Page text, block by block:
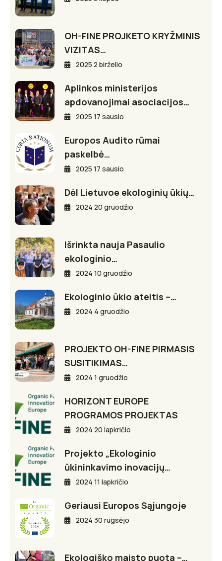
OH-FINE PROJKETO KRYŽMINIS
VIZITAS…
2025 2 birželio
Aplinkos ministerijos
apdovanojimai asociacijos…
2025 17 sausio
Europos Audito rūmai
paskelbė…
2025 17 sausio
Dėl Lietuvoe ekologinių ūkių…
2024 20 gruodžio
Išrinkta nauja Pasaulio
ekologinio…
2024 10 gruodžio
Ekologinio ūkio ateitis –…
2024 4 gruodžio
PROJEKTO OH-FINE PIRMASIS
SUSITIKIMAS…
2024 1 gruodžio
HORIZONT EUROPE
PROGRAMOS PROJEKTAS
2024 20 lapkričio
Projekto „Ekologinio
ūkininkavimo inovacijų…
2024 11 lapkričio
Geriausi Europos Sąjungoje
2024 30 rugsėjo
Ekologiško maisto puota –…